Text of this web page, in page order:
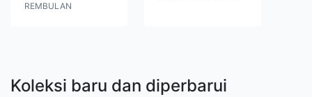
REMBULAN
Koleksi baru dan diperbarui